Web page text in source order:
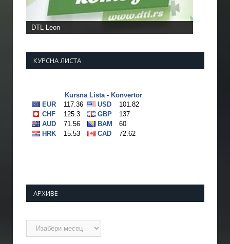
DTL Leon
КУРСНА ЛИСТА
АРХИВЕ
Архиве